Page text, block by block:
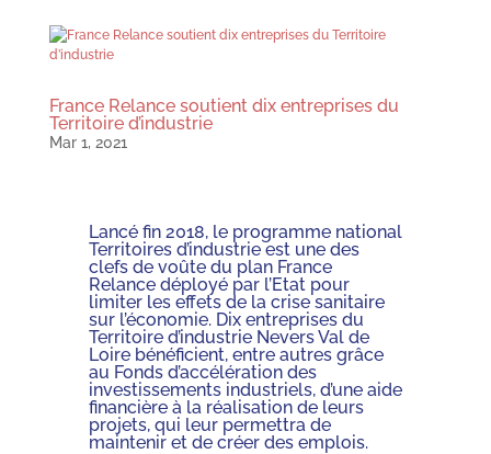
France Relance soutient dix entreprises du
Territoire d’industrie
Mar 1, 2021
Lancé fin 2018, le programme national
Territoires d’industrie est une des
clefs de voûte du plan France
Relance déployé par l’Etat pour
limiter les effets de la crise sanitaire
sur l’économie. Dix entreprises du
Territoire d’industrie Nevers Val de
Loire bénéficient, entre autres grâce
au Fonds d’accélération des
investissements industriels, d’une aide
financière à la réalisation de leurs
projets, qui leur permettra de
maintenir et de créer des emplois.